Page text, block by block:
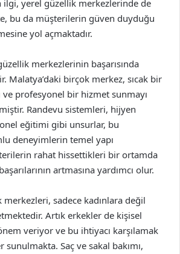
yerel güzellik merkezlerinde de
bu da müşterilerin güven duyduğu
yol açmaktadır.
merkezlerinin başarısında
Malatya’daki birçok merkez, sıcak bir
profesyonel bir hizmet sunmayı
Randevu sistemleri, hijyen
eğitimi gibi unsurlar, bu
deneyimlerin temel yapı
rahat hissettikleri bir ortamda
artmasına yardımcı olur.
merkezleri, sadece kadınlara değil
Artık erkekler de kişisel
veriyor ve bu ihtiyacı karşılamak
Saç ve sakal bakımı,